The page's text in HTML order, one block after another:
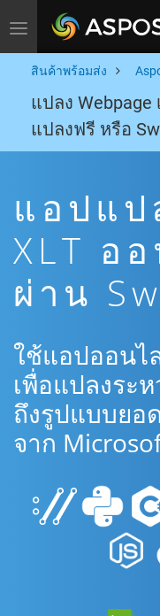
Toggle navigation
สินค้าพร้อมส่ง
แปลง Webpage
แปลงฟรี หรือ
แอปแป
XLT อ
ผ่าน
ใช้แอปออนไ
เพื่อแปลงระห
ถึงรูปแบบยอ
จาก